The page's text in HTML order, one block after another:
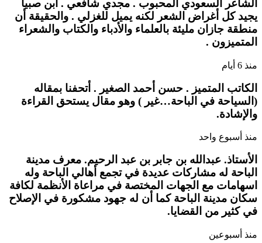
الشاعر السعودي المحبوب . مجدي شافعي . ابن صبيا
يجيد كل أغراض الشعر لكنه يميل للغزلي . والحقيقة أن
منطقة جازان مليئة بالعلماء والأدباء والكتاب والشعراء
المتميزون .
منذ 6 أيام
الكاتب المتميز . حسن أحمد الصغير . أتحفنا بمقاله
(السياحة في الباحة…غير ) وهو مقال يستحق القراءة
والإشادة.
منذ أسبوع واحد
الأستاذ. عبدالله بن جابر بن عبد الرحيم. معرف مدينة
الباحة له مشاركات عديدة في تجمع أهالي الباحة وله
اسهامات مع الجهات المختصة في مراعاة الأنظمة لكافة
سكان مدينة الباحة كما أن له جهود مشكورة في الإصلاح
في كثير من القضايا.
منذ أسبوعين